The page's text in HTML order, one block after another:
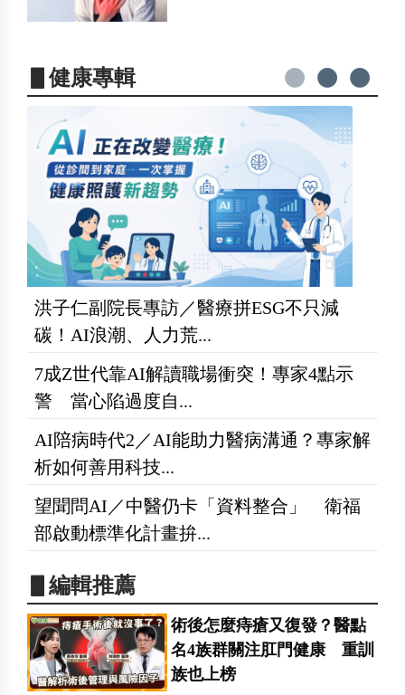
▋健康專輯
洪子仁副院長專訪／醫療拼ESG不只減
碳！AI浪潮、人力荒...
7成Z世代靠AI解讀職場衝突！專家4點示
警 當心陷過度自...
AI陪病時代2／AI能助力醫病溝通？專家解
析如何善用科技...
望聞問AI／中醫仍卡「資料整合」 衛福
部啟動標準化計畫拚...
▋編輯推薦
術後怎麼痔瘡又復發？醫點
名4族群關注肛門健康 重訓
族也上榜